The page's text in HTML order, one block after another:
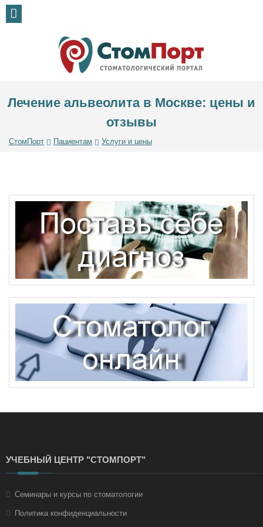
Лечение альвеолита в Москве: цены и
отзывы
СтомПорт Пациентам Услуги и цены
УЧЕБНЫЙ ЦЕНТР "СТОМПОРТ"
Семинары и курсы по стоматологии
Политика конфиденциальности